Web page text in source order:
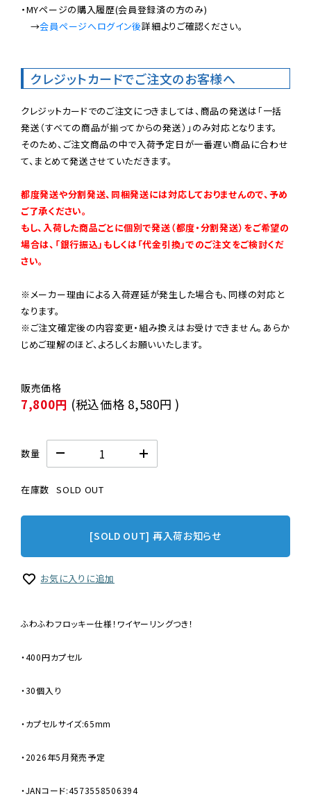
・MYページの購入履歴(会員登録済の方のみ)
→会員ページへログイン後詳細よりご確認ください。
クレジットカードでご注文のお客様へ
クレジットカードでのご注文につきましては、商品の発送は「一括
発送（すべての商品が揃ってからの発送）」のみ対応となります。
そのため、ご注文商品の中で入荷予定日が一番遅い商品に合わせ
て、まとめて発送させていただきます。
都度発送や分割発送、同梱発送には対応しておりませんので、予め
ご了承ください。
もし、入荷した商品ごとに個別で発送（都度・分割発送）をご希望の
場合は、「銀行振込」もしくは「代金引換」でのご注文をご検討くだ
さい。
※メーカー理由による入荷遅延が発生した場合も、同様の対応と
なります。
※ご注文確定後の内容変更・組み換えはお受けできません。あらか
じめご理解のほど、よろしくお願いいたします。
7,800円 (税込価格 8,580円 )
数量
在庫数 SOLD OUT
[SOLD OUT] 再入荷お知らせ
お気に入りに追加
ふわふわフロッキー仕様！ワイヤーリングつき！
・400円カプセル
・30個入り
・カプセルサイズ:65mm
・2026年5月発売予定
・JANコード:4573558506394